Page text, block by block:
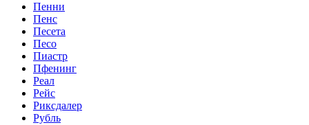
Пенни
Пенс
Песета
Песо
Пиастр
Пфенинг
Реал
Рейс
Риксдалер
Рубль